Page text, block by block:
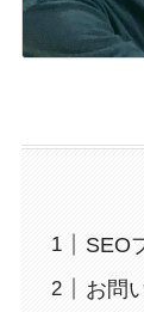
SEO
お問